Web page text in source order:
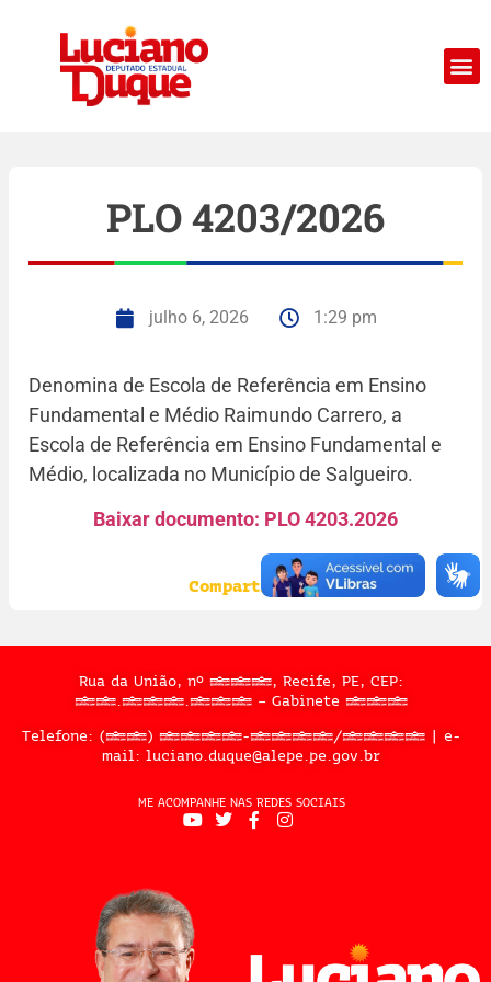
PLO 4203/2026
julho 6, 2026 1:29 pm
Denomina de Escola de Referência em Ensino
Fundamental e Médio Raimundo Carrero, a
Escola de Referência em Ensino Fundamental e
Médio, localizada no Município de Salgueiro.
Baixar documento: PLO 4203.2026
Compartilhe:
Rua da União, nº 397, Recife, PE, CEP:
50.050.909 – Gabinete 302
Telefone: (81) 3183-2467/2324 | e-
mail: luciano.duque@alepe.pe.gov.br
ME ACOMPANHE NAS REDES SOCIAIS